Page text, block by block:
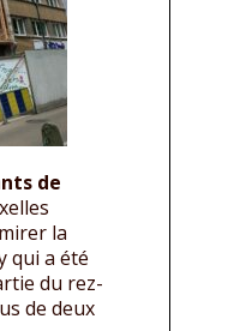
de
la
qui a été
du rez-
de deux